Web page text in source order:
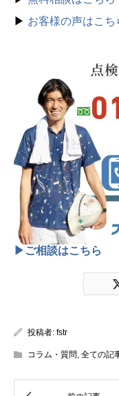
▶ お客様の声はこち
▶ご相談はこちら
投稿者: fstr
コラム・質問 全ての記